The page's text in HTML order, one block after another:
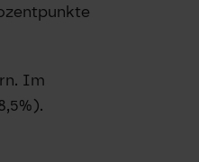
Im